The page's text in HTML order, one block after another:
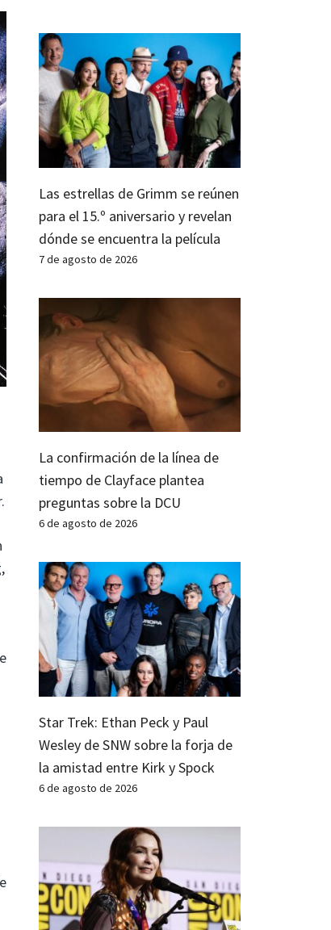
Las estrellas de Grimm se reúnen
para el 15.º aniversario y revelan
dónde se encuentra la película
7 de agosto de 2026
La confirmación de la línea de
tiempo de Clayface plantea
preguntas sobre la DCU
6 de agosto de 2026
Star Trek: Ethan Peck y Paul
Wesley de SNW sobre la forja de
la amistad entre Kirk y Spock
6 de agosto de 2026